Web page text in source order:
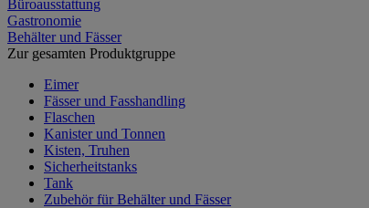
Büroausstattung
Gastronomie
Behälter und Fässer
Zur gesamten Produktgruppe
Eimer
Fässer und Fasshandling
Flaschen
Kanister und Tonnen
Kisten, Truhen
Sicherheitstanks
Tank
Zubehör für Behälter und Fässer